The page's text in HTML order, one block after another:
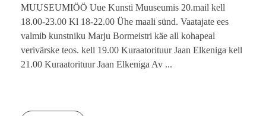
MUUSEUMIÖÖ Uue Kunsti Muuseumis 20.mail kell
18.00-23.00 Kl 18-22.00 Ühe maali sünd. Vaatajate ees
valmib kunstniku Marju Bormeistri käe all kohapeal
verivärske teos. kell 19.00 Kuraatorituur Jaan Elkeniga kell
21.00 Kuraatorituur Jaan Elkeniga Av ...